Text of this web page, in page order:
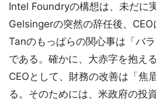
Intel Foundryの構想は、未だに
Gelsingerの突然の辞任後、
Tanのもっぱらの関心事は「バラ
である。確かに、大赤字を抱え
CEOとして、財務の改善は「焦
る。そのためには、米政府の投